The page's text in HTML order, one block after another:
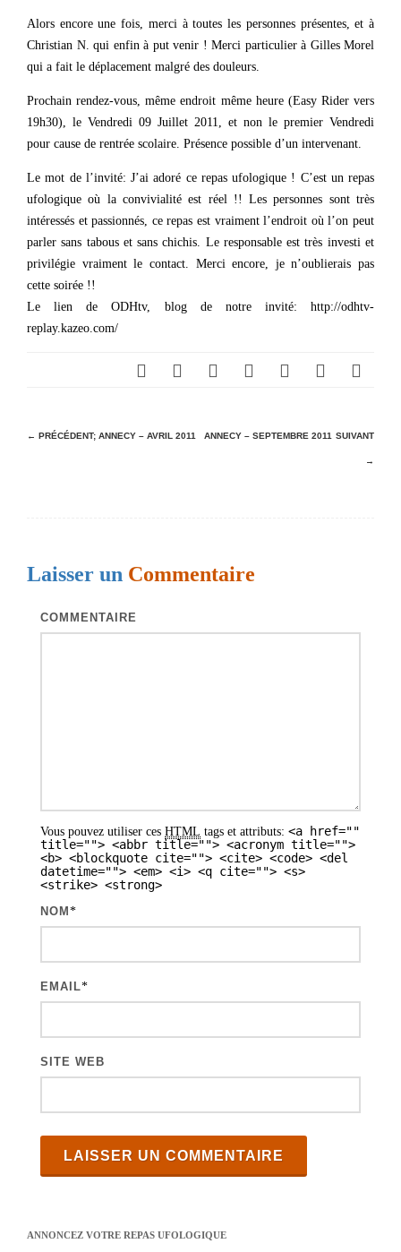
Alors encore une fois, merci à toutes les personnes présentes, et à
Christian N. qui enfin à put venir ! Merci particulier à Gilles Morel
qui a fait le déplacement malgré des douleurs.
Prochain rendez-vous, même endroit même heure (Easy Rider vers
19h30), le Vendredi 09 Juillet 2011, et non le premier Vendredi
pour cause de rentrée scolaire. Présence possible d’un intervenant.
Le mot de l’invité: J’ai adoré ce repas ufologique ! C’est un repas
ufologique où la convivialité est réel !! Les personnes sont très
intéressés et passionnés, ce repas est vraiment l’endroit où l’on peut
parler sans tabous et sans chichis. Le responsable est très investi et
privilégie vraiment le contact. Merci encore, je n’oublierais pas
cette soirée !!
Le lien de ODHtv, blog de notre invité: http://odhtv-
replay.kazeo.com/
N
a
← PRÉCÉDENT; ANNECY – AVRIL 2011 ANNECY – SEPTEMBRE 2011 SUIVANT
→
Laisser un Commentaire
COMMENTAIRE
Vous pouvez utiliser ces HTML tags et attributs: <a href=""
title=""> <abbr title=""> <acronym title="">
<b> <blockquote cite=""> <cite> <code> <del
datetime=""> <em> <i> <q cite=""> <s>
<strike> <strong>
NOM *
EMAIL*
SITE WEB
ANNONCEZ VOTRE REPAS UFOLOGIQUE